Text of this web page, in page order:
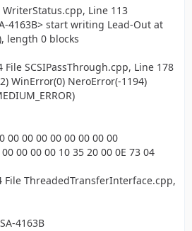
WriterStatus.cpp, Line 113
4163B> start writing Lead-Out at
length 0 blocks
File SCSIPassThrough.cpp, Line 178
WinError(0) NeroError(-1194)
00 00 00 00 00 00 00 00
00 00 00 10 35 20 00 0E 73 04
File ThreadedTransferInterface.cpp,
4163B